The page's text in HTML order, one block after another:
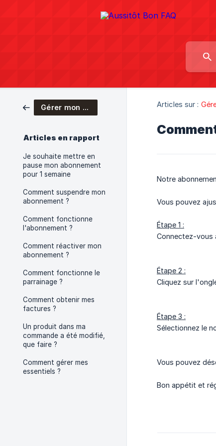
Gérer mon abonnement
Articles en rapport
Je souhaite mettre en
pause mon abonnement
pour 1 semaine
Comment suspendre mon
abonnement ?
Comment fonctionne
l'abonnement ?
Comment réactiver mon
abonnement ?
Comment fonctionne le
parrainage ?
Comment obtenir mes
factures ?
Un produit dans ma
commande a été modifié,
que faire ?
Comment gérer mes
essentiels ?
Articles sur :
Notre
Vous pouvez
Étape 1 :
Connectez-vous
Étape 2 :
Cliquez sur
Étape 3 :
Sélectionnez le
Vous pouvez
Bon appétit et